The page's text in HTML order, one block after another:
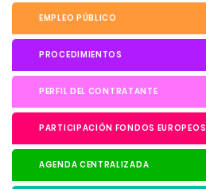
EMPLEO PÚBLICO
PROCEDIMIENTOS
PERFIL DEL CONTRATANTE
PARTICIPACIÓN FONDOS EUROPEOS
AGENDA CENTRALIZADA